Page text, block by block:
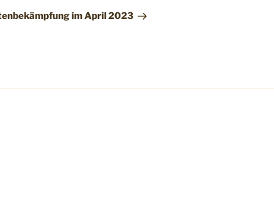
im April 2023